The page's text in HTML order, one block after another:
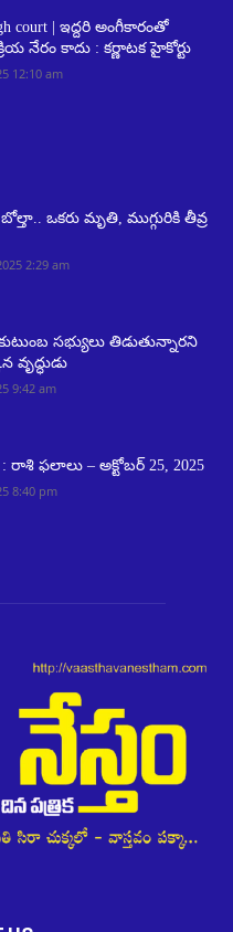
court | ఇద్దరి అంగీకారంతో
నేరం కాదు : కర్ణాటక హైకోర్టు
12:10 am
ఒకరు మృతి, ముగ్గురికి తీవ్ర
2:29 am
కుటుంబ సభ్యులు తిడుతున్నారని
వృద్ధుడు
9:42 am
: రాశి ఫలాలు – అక్టోబర్ 25, 2025
8:40 pm